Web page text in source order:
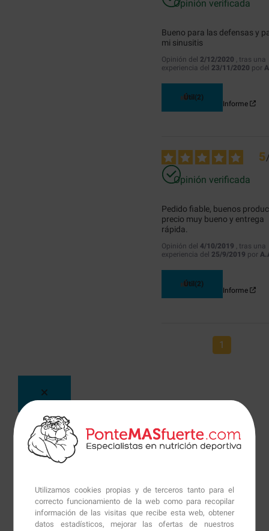
Utilizamos cookies propias y de terceros tanto para el
correcto funcionamiento de la web como para recopilar
información de las visitas que recibe esta web, obtener
datos estadísticos, mejorar las ofertas de nuestros
Opinión verificada
Bueno para las defensas y
mi sinusitis
Opinión del 2/12/2020 , tras una
experiencia del 23/11/2020 por
Útil (2)
Informe
5
Opinión verificada
Pedido fiable, buenos
precio muy bueno y entrega
rápida.
Opinión del 4/10/2019 , tras una
experiencia del 25/9/2019 por
Útil (2)
Informe
1